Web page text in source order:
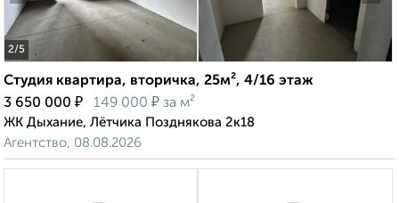
2/5
Студия квартира, вторичка, 25м², 4/16 этаж
3 650 000 ₽ 149 000 ₽ за м²
ЖК Дыхание, Лётчика Позднякова 2к18
Агентство, 08.08.2026